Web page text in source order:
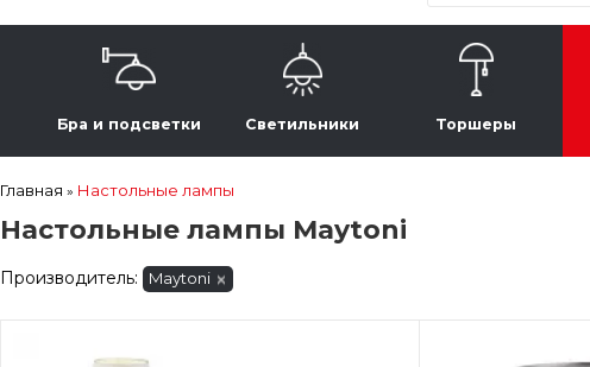
Бра и подсветки Светильники Торшеры
Главная » Настольные лампы
Настольные лампы Maytoni
Производитель: Maytoni